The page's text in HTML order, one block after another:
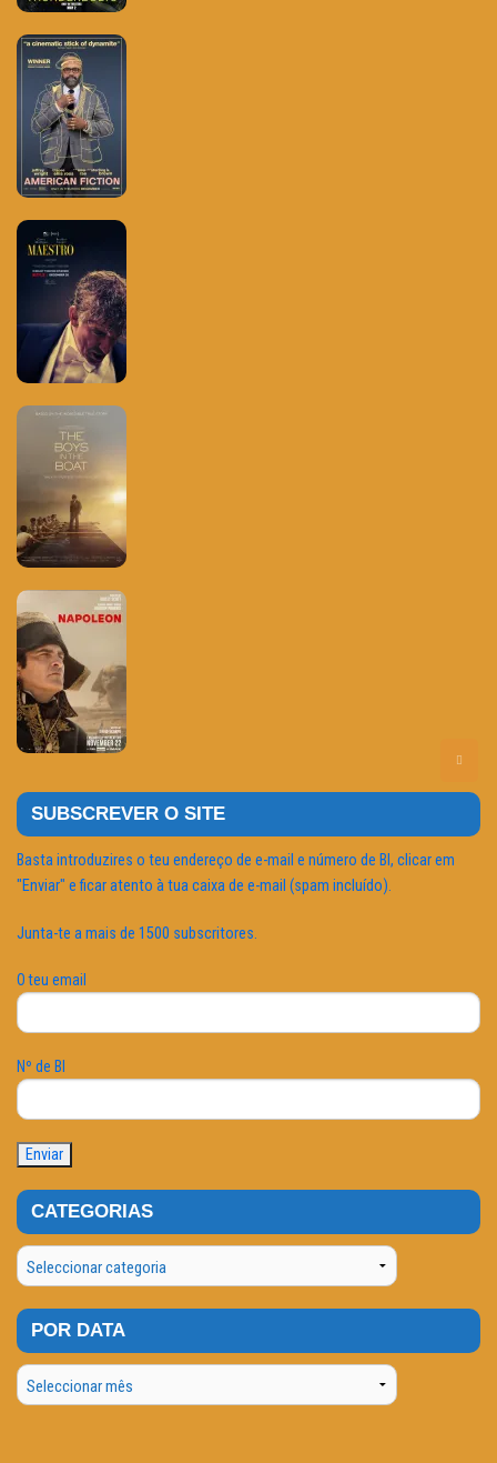
SUBSCREVER O SITE
Basta introduzires o teu endereço de e-mail e número de BI, clicar em
"Enviar" e ficar atento à tua caixa de e-mail (spam incluído).
Junta-te a mais de 1500 subscritores.
O teu email
Nº de BI
CATEGORIAS
Categorias
POR DATA
Por
Data